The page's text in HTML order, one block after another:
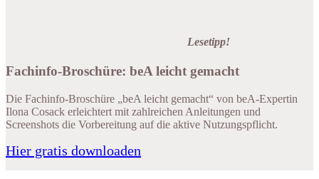
Lesetipp!
Fachinfo-Broschüre: beA leicht gemacht
Die Fachinfo-Broschüre „beA leicht gemacht“ von beA-Expertin
Ilona Cosack erleichtert mit zahlreichen Anleitungen und
Screenshots die Vorbereitung auf die aktive Nutzungspflicht.
Hier gratis downloaden